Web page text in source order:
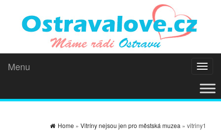
Menu
Home » Vitríny nejsou jen pro městská muzea » vitriny1